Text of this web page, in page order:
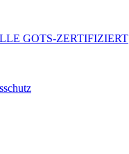
GOTS-ZERTIFIZIERT